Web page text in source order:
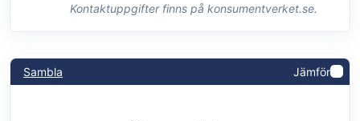
Kontaktuppgifter finns på konsumentverket.se.
Sambla Jämför